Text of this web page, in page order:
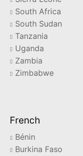
South Africa
South Sudan
Tanzania
Uganda
Zambia
Zimbabwe
French
Bénin
Burkina Faso